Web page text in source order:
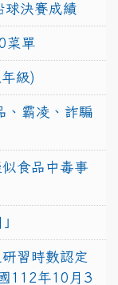
球決賽成績
菜單
級)
、霸凌、詐騙
食品中毒事
習時數認定
112年10月3